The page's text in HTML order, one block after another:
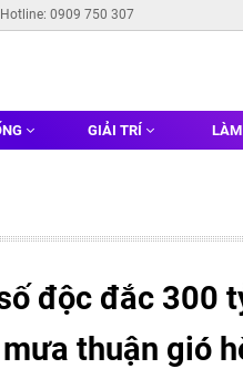
Hotline: 0909 750 307
GIẢI TRÍ
độc đắc 300
thuận gió